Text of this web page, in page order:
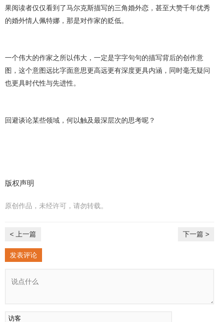
果阅读者仅仅看到了马尔克斯描写的三角婚外恋，甚至大赞千年优秀
的婚外情人佩特娜，那是对作家的贬低。
一个伟大的作家之所以伟大，一定是字字句句的描写背后的创作意
图，这个意图远比字面意思更高远更有深度更具内涵，同时毫无疑问
也更具时代性与先进性。
回避谈论某些领域，何以触及最深层次的思考呢？
版权声明
原创作品，未经许可，请勿转载。
< 上一篇 下一篇 >
发表评论